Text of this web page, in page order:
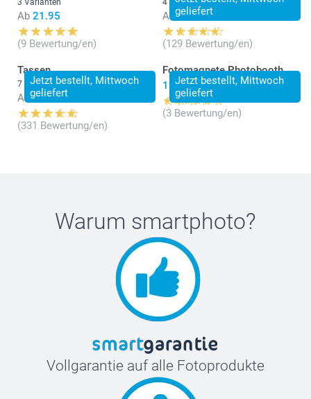
3 Varianten
Ab 21.95
(9 Bewertung/en)
geliefert
4 Varianten
Ab 24.95
(129 Bewertung/en)
Jetzt bestellt, Mittwoch
geliefert
Tassen
7 Varianten
Ab 14.95
(331 Bewertung/en)
Jetzt bestellt, Mittwoch
geliefert
Fotomagnete Photobooth
19.95
(3 Bewertung/en)
Warum smartphoto?
Vollgarantie auf alle Fotoprodukte